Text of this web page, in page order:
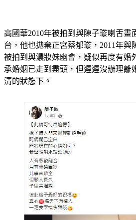
高國華2010年被拍到與陳子璇喇舌畫
台，他也拋棄正宮蔡郁璇，2011年與
被拍到與濃妝妹幽會，疑似再度有婚
承婚姻已走到盡頭，但遲遲沒辦理離